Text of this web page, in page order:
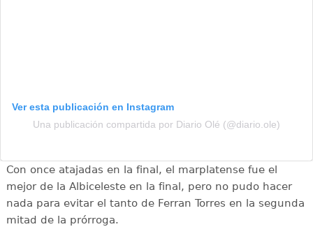
Ver esta publicación en Instagram
Una publicación compartida por Diario Olé (@diario.ole)
Con once atajadas en la final, el marplatense fue el
mejor de la Albiceleste en la final, pero no pudo hacer
nada para evitar el tanto de Ferran Torres en la segunda
mitad de la prórroga.